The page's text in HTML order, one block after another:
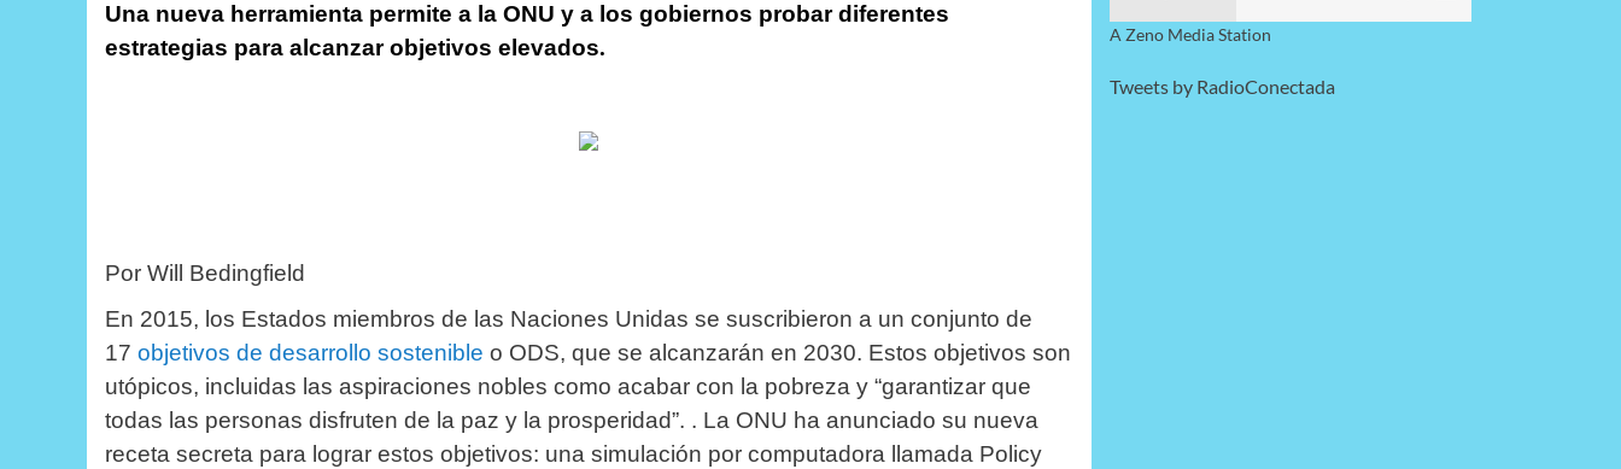
Una nueva herramienta permite a la ONU y a los gobiernos probar diferentes
estrategias para alcanzar objetivos elevados.
Por Will Bedingfield
En 2015, los Estados miembros de las Naciones Unidas se suscribieron a un conjunto de
17 objetivos de desarrollo sostenible o ODS, que se alcanzarán en 2030. Estos objetivos son
utópicos, incluidas las aspiraciones nobles como acabar con la pobreza y “garantizar que
todas las personas disfruten de la paz y la prosperidad”. . La ONU ha anunciado su nueva
receta secreta para lograr estos objetivos: una simulación por computadora llamada Policy
A Zeno Media Station
Tweets by RadioConectada